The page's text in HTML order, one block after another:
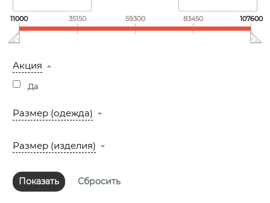
11000 35150 59300 83450 107600
Акция
Да
Размер (одежда)
Размер (изделия)